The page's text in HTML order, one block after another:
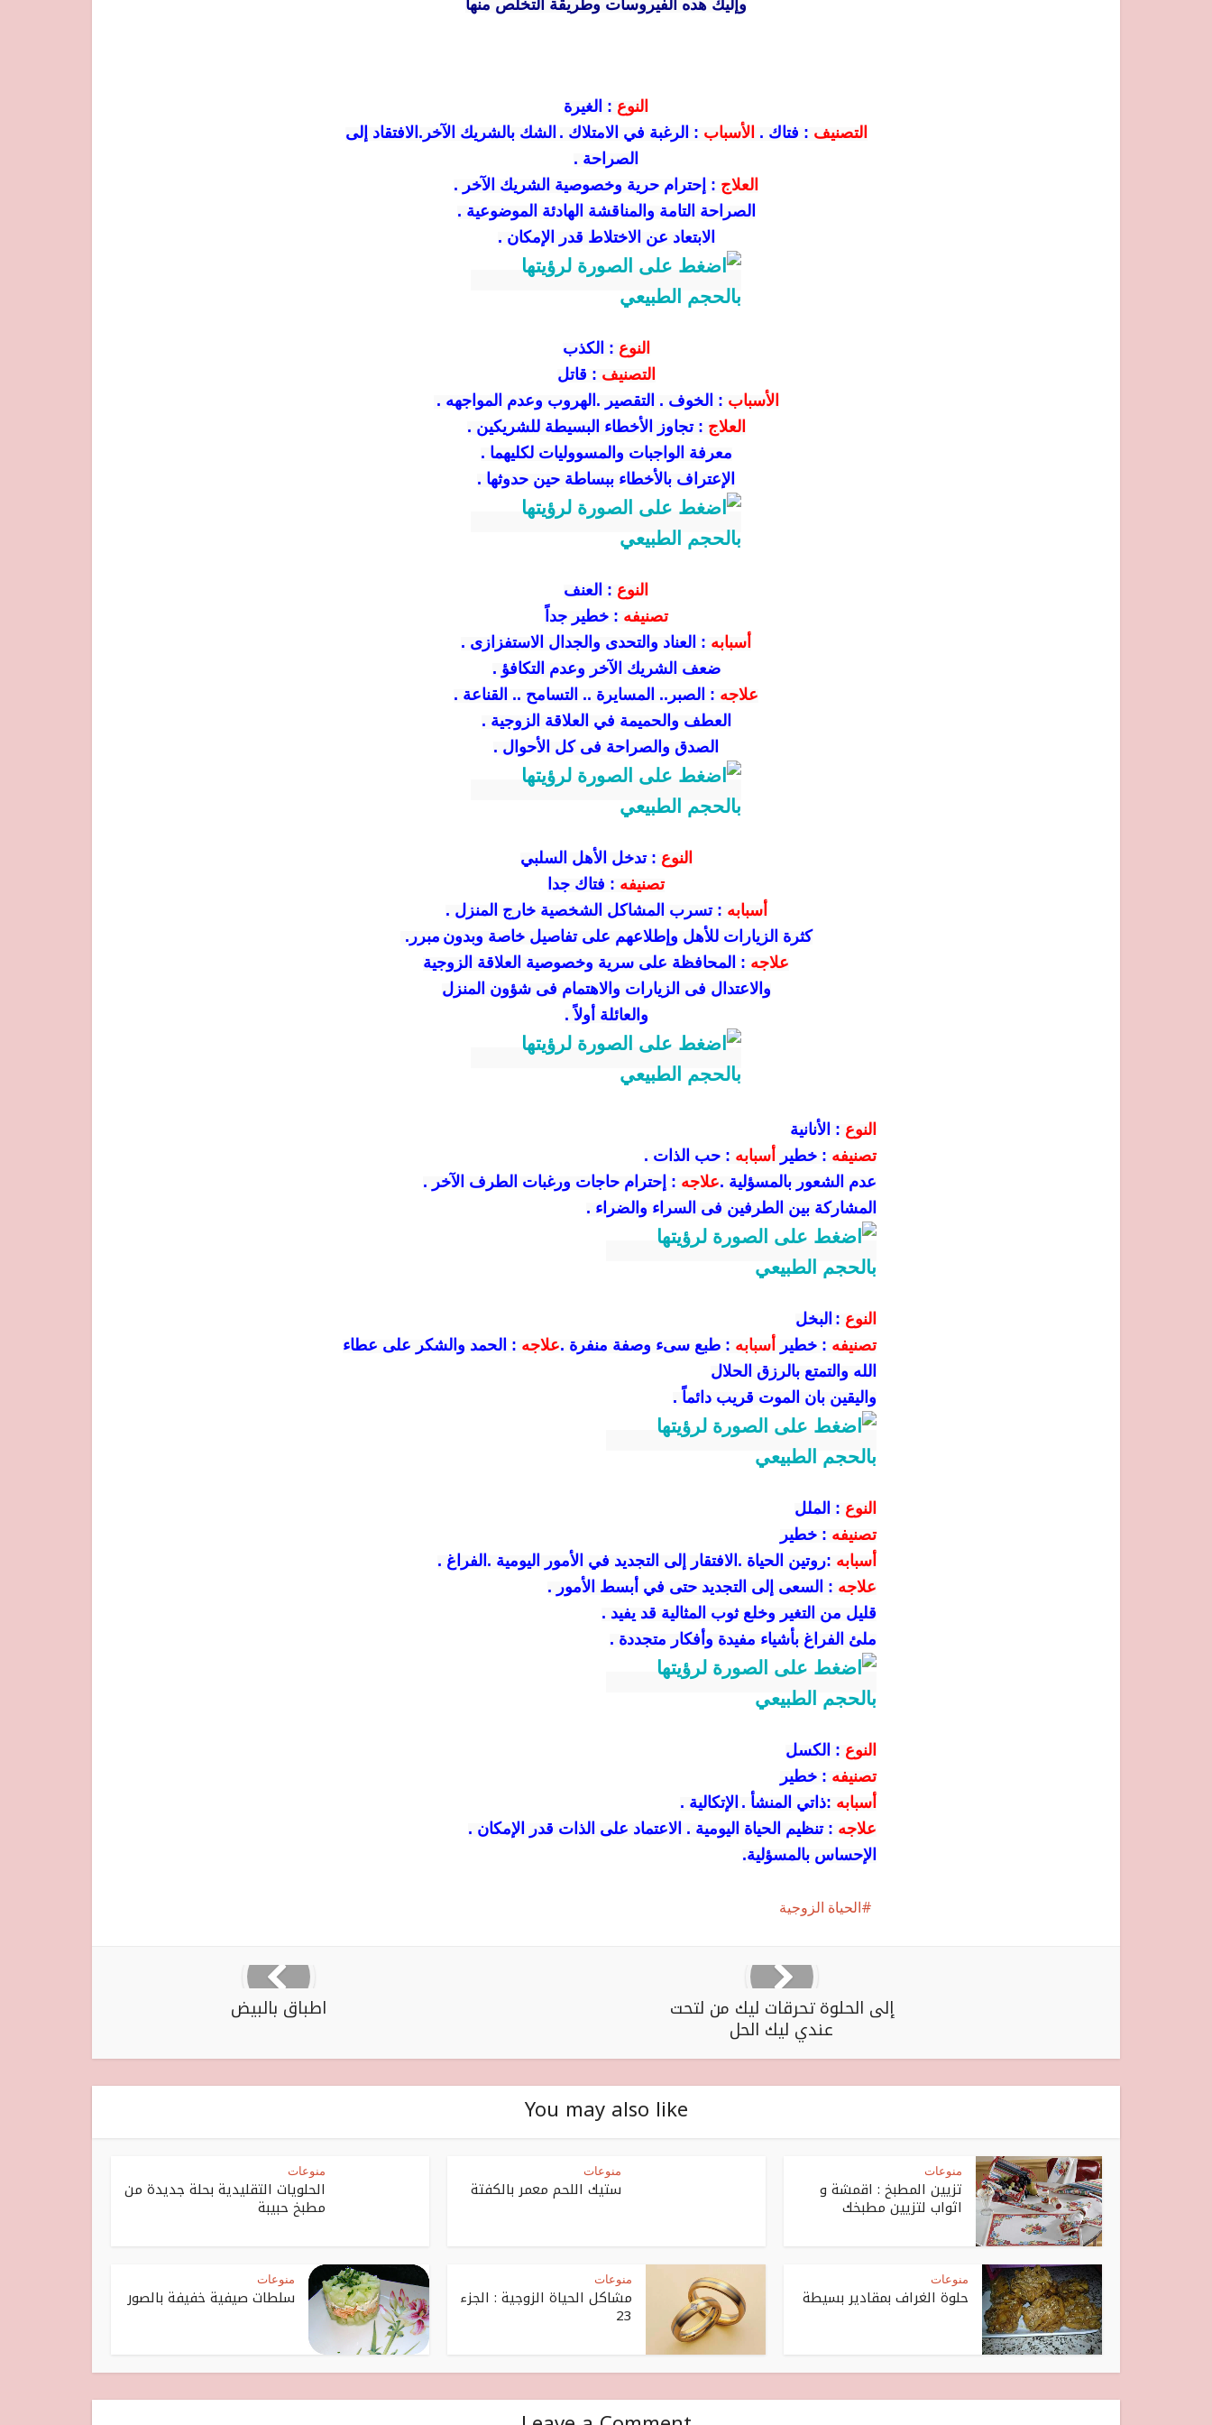
وإليك هده الفيروسات وطريقة التخلص منها
النوع : الغيرة
التصنيف : فتاك . الأسباب : الرغبة في الامتلاك . الشك بالشريك الآخر.الافتقاد إلى
الصراحة .
العلاج : إحترام حرية وخصوصية الشريك الآخر .
الصراحة التامة والمناقشة الهادئة الموضوعية .
الابتعاد عن الاختلاط قدر الإمكان .
النوع : الكذب
التصنيف : قاتل
الأسباب : الخوف . التقصير .الهروب وعدم المواجهه .
العلاج :تجاوز الأخطاء البسيطة للشريكين .
معرفة الواجبات والمسووليات لكليهما .
الإعتراف بالأخطاء ببساطة حين حدوثها .
النوع : العنف
تصنيفه :خطير جداً
أسبابه : العناد والتحدى والجدال الاستفزازى .
ضعف الشريك الآخر وعدم التكافؤ .
علاجه : الصبر.. المسايرة .. التسامح .. القناعة .
العطف والحميمة في العلاقة الزوجية .
الصدق والصراحة فى كل الأحوال .
النوع :تدخل الأهل السلبي
تصنيفه : فتاك جدا
أسبابه :تسرب المشاكل الشخصية خارج المنزل .
كثرة الزيارات للأهل وإطلاعهم على تفاصيل خاصة وبدون مبرر.
علاجه : المحافظة على سرية وخصوصية العلاقة الزوجية
والاعتدال فى الزيارات والاهتمام فى شؤون المنزل
والعائلة أولاً .
النوع : الأنانية
تصنيفه : خطير أسبابه : حب الذات .
عدم الشعور بالمسؤلية .علاجه : إحترام حاجات ورغبات الطرف الآخر .
المشاركة بين الطرفين فى السراء والضراء .
النوع : البخل
تصنيفه : خطير أسبابه : طبع سىء وصفة منفرة .علاجه : الحمد والشكر على عطاء
الله والتمتع بالرزق الحلال
واليقين بان الموت قريب دائماً .
النوع : الملل
تصنيفه : خطير
أسبابه :روتين الحياة . الافتقار إلى التجديد في الأمور اليومية .الفراغ .
علاجه : السعى إلى التجديد حتى في أبسط الأمور .
قليل من التغير وخلع ثوب المثالية قد يفيد .
ملئ الفراغ بأشياء مفيدة وأفكار متجددة .
النوع : الكسل
تصنيفه : خطير
أسبابه :ذاتي المنشأ . الإتكالية .
علاجه :تنظيم الحياة اليومية . الاعتماد على الذات قدر الإمكان .
الإحساس بالمسؤلية.
الحياة الزوجية
اطباق بالبيض إلى الحلوة تحرقات ليك من لتحت
عندي ليك الحل
You may also like
منوعات
تزيين المطبخ : اقمشة و
اثواب لتزيين مطبخك
منوعات
ستيك اللحم معمر بالكفتة
منوعات
الحلويات التقليدية بحلة جديدة من
مطبخ حبيبة
منوعات
حلوة الغراف بمقادير بسيطة
منوعات
مشاكل الحياة الزوجية : الجزء
23
منوعات
سلطات صيفية خفيفة بالصور